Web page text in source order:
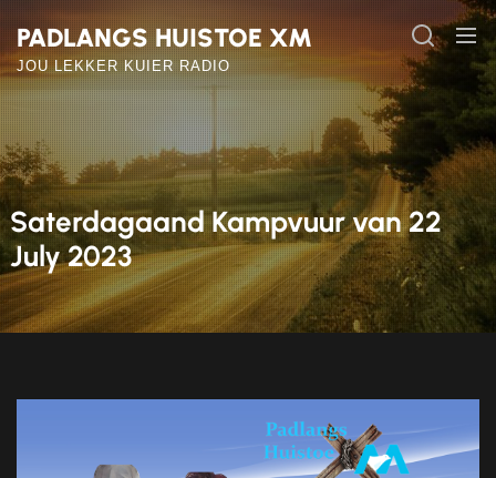
the
content
PADLANGS HUISTOE XM
JOU LEKKER KUIER RADIO
Saterdagaand Kampvuur van 22
July 2023